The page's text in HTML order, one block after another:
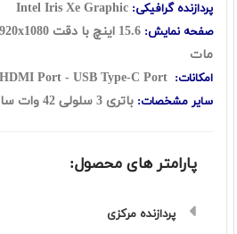
پردازنده گرافیکی:
صفحه نمایش:
مات
امکانات:
سایر مشخصات: باتری 3 سلولی 42 وات ساعت
پارامتر های محصول:
پردازنده مرکزی